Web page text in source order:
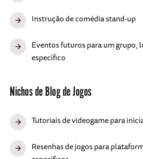
Instrução de comédia stand-up
Eventos futuros para um grupo,
específico
Nichos de Blog de Jogos
Tutoriais de videogame para
Resenhas de jogos para